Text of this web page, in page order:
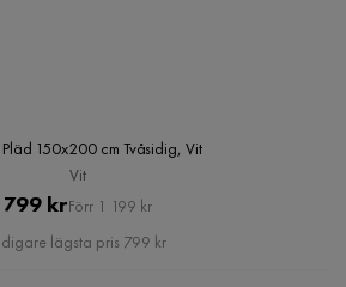
150x200 cm Tvåsidig, Vit
Vit
Pris
799 kr Original
Pris
Förr 1 199 kr
lägsta pris 799 kr